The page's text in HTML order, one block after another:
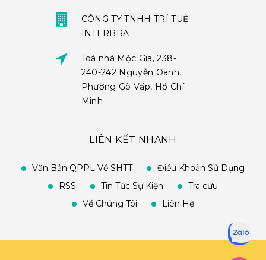
CÔNG TY TNHH TRÍ TUỆ
INTERBRA
Toà nhà Mộc Gia, 238-
240-242 Nguyễn Oanh,
Phường Gò Vấp, Hồ Chí
Minh
LIÊN KẾT NHANH
Văn Bản QPPL Về SHTT
Điều Khoản Sử Dụng
RSS
Tin Tức Sự Kiện
Tra cứu
Về Chúng Tôi
Liên Hệ